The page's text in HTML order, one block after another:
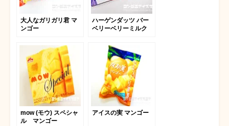
大人なガリガリ君 マ
ンゴー
ハーゲンダッツ バー
ベリーベリーミルク
mow (モウ) スペシャ
ル マンゴー
アイスの実 マンゴー